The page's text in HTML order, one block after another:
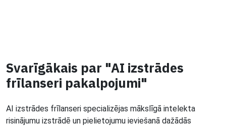
Svarīgākais par "AI izstrādes
frīlanseri pakalpojumi"
AI izstrādes frīlanseri specializējas mākslīgā intelekta
risinājumu izstrādē un pielietojumu ieviešanā dažādās